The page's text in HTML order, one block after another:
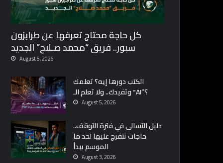
كل حاجة محتاج تعرفها عن طرابزون
سبور.. فريق “محمد صـلاح” الجديد
August 5, 2026
الكتب دورها إيه؟ تعلمك
وتفيدك.. ولا تعلم الـ “AI”؟
August 5, 2026
دليل التسالي في فترة التوقف..
حاجات تتفرج عليها لحد ما
الموسم يبدأ
August 3, 2026